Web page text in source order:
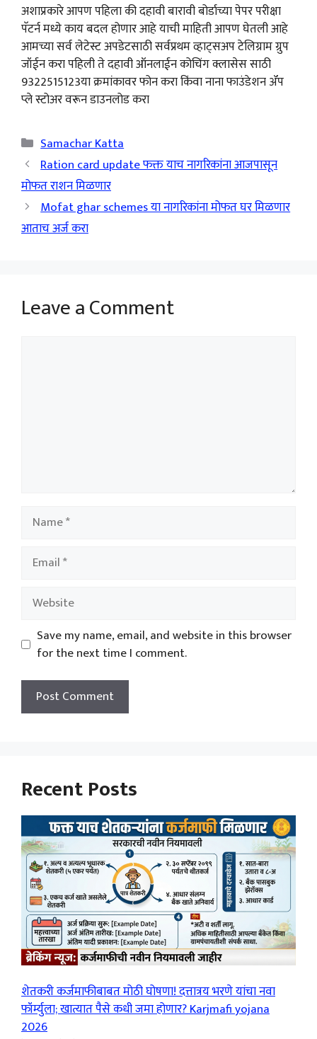
अशाप्रकारे आपण पहिला की दहावी बारावी बोर्डाच्या पेपर परीक्षा
पॅटर्न मध्ये काय बदल होणार आहे याची माहिती आपण घेतली आहे
आमच्या सर्व लेटेस्ट अपडेटसाठी सर्वप्रथम व्हाट्सअप टेलिग्राम ग्रुप
जॉईन करा पहिली ते दहावी ऑनलाईन कोचिंग क्लासेस साठी
9322515123या क्रमांकावर फोन करा किंवा नाना फाउंडेशन ॲप
प्ले स्टोअर वरून डाउनलोड करा
Categories
Samachar Katta
Ration card update फक्त याच नागरिकांना आजपासून
मोफत राशन मिळणार
Mofat ghar schemes या नागरिकांना मोफत घर मिळणार
आताच अर्ज करा
Leave a Comment
Name
Email
Website
Save my name, email, and website in this browser
for the next time I comment.
Recent Posts
शेतकरी कर्जमाफीबाबत मोठी घोषणा! दत्तात्रय भरणे यांचा नवा
फॉर्म्युला; खात्यात पैसे कधी जमा होणार? Karjmafi yojana
2026